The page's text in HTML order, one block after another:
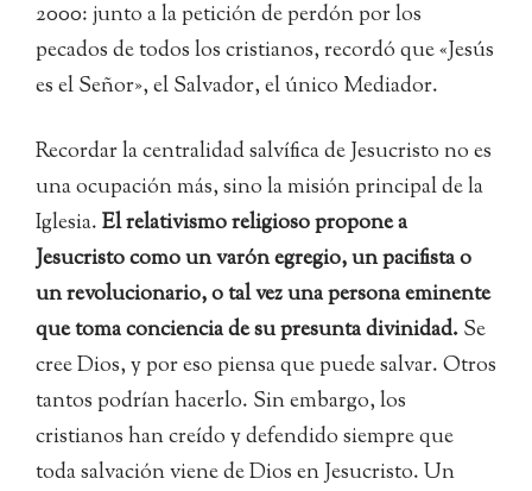
2000: junto a la petición de perdón por los
pecados de todos los cristianos, recordó que «Jesús
es el Señor», el Salvador, el único Mediador.
Recordar la centralidad salvífica de Jesucristo no es
una ocupación más, sino la misión principal de la
Iglesia.El relativismo religioso propone a
Jesucristo como un varón egregio, un pacifista o
un revolucionario, o tal vez una persona eminente
que toma conciencia de su presunta divinidad.Se
cree Dios, y por eso piensa que puede salvar. Otros
tantos podrían hacerlo. Sin embargo, los
cristianos han creído y defendido siempre que
toda salvación viene de Dios en Jesucristo. Un